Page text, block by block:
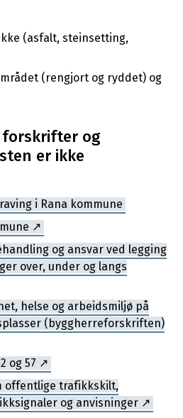
(asfalt, steinsetting,
(rengjort og ryddet) og
forskrifter og
er ikke
i Rana kommune
og ansvar ved legging
over, under og langs
helse og arbeidsmiljø på
(byggherreforskriften)
og 57
offentlige trafikkskilt,
og anvisninger